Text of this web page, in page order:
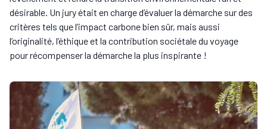
désirable. Un jury était en charge d’évaluer la démarche sur des
critères tels que l’impact carbone bien sûr, mais aussi
l’originalité, l’éthique et la contribution sociétale du voyage
pour récompenser la démarche la plus inspirante !